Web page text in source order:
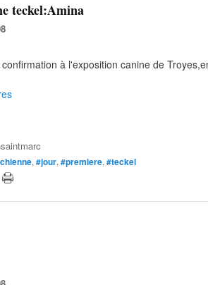
teckel:Amina
à l'exposition canine de
, #jour, #premiere, #teckel